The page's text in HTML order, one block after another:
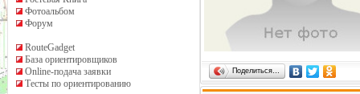
Фотоальбом
Форум
RouteGadget
База ориентировщиков
Online-подача заявки
Тесты по ориентированию
Поделиться…